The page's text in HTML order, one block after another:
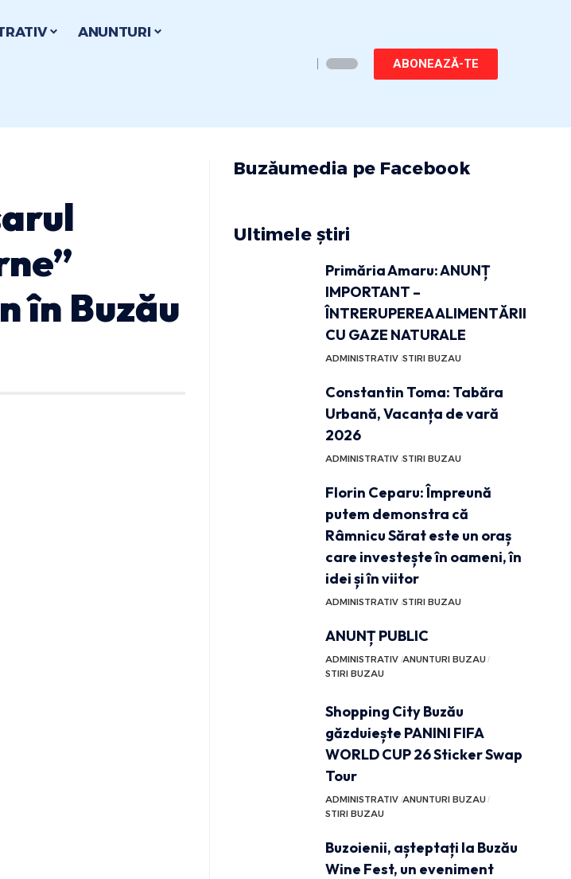
ANUNTURI
ABONEAZĂ-TE
în Buzău
Buzăumedia pe Facebook
Ultimele știri
Primăria Amaru: ANUNȚ
IMPORTANT –
ÎNTRERUPEREA ALIMENTĂRII
CU GAZE NATURALE
ADMINISTRATIV STIRI BUZAU
Constantin Toma: Tabăra
Urbană, Vacanța de vară
2026
ADMINISTRATIV STIRI BUZAU
Florin Ceparu: Împreună
putem demonstra că
Râmnicu Sărat este un oraș
care investește în oameni, în
idei și în viitor
ADMINISTRATIV STIRI BUZAU
ANUNȚ PUBLIC
ADMINISTRATIV ANUNTURI BUZAU
STIRI BUZAU
Shopping City Buzău
găzduiește PANINI FIFA
WORLD CUP 26 Sticker Swap
Tour
ADMINISTRATIV ANUNTURI BUZAU
STIRI BUZAU
Buzoienii, așteptați la Buzău
Wine Fest, un eveniment